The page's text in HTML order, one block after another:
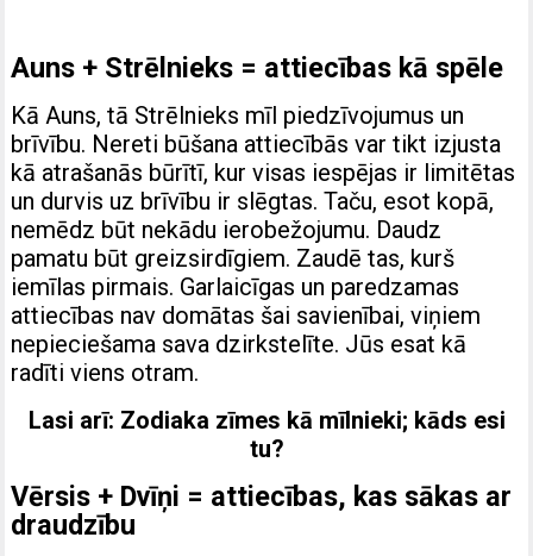
Auns + Strēlnieks = attiecības kā spēle
Kā Auns, tā Strēlnieks mīl piedzīvojumus un
brīvību. Nereti būšana attiecībās var tikt izjusta
kā atrašanās būrītī, kur visas iespējas ir limitētas
un durvis uz brīvību ir slēgtas. Taču, esot kopā,
nemēdz būt nekādu ierobežojumu. Daudz
pamatu būt greizsirdīgiem. Zaudē tas, kurš
iemīlas pirmais. Garlaicīgas un paredzamas
attiecības nav domātas šai savienībai, viņiem
nepieciešama sava dzirkstelīte. Jūs esat kā
radīti viens otram.
Lasi arī: Zodiaka zīmes kā mīlnieki; kāds esi
tu?
Vērsis + Dvīņi = attiecības, kas sākas ar
draudzību